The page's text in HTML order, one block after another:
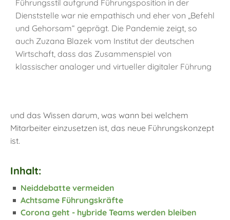
Führungsstil aufgrund Führungsposition in der
Dienststelle war nie empathisch und eher von „Befehl
und Gehorsam“ geprägt. Die Pandemie zeigt, so
auch Zuzana Blazek vom Institut der deutschen
Wirtschaft, dass das Zusammenspiel von
klassischer analoger und virtueller digitaler Führung
und das Wissen darum, was wann bei welchem
Mitarbeiter einzusetzen ist, das neue Führungskonzept
ist.
Inhalt:
Neiddebatte vermeiden
Achtsame Führungskräfte
Corona geht - hybride Teams werden bleiben